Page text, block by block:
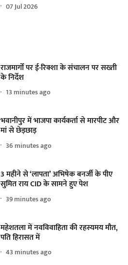
07 Jul 2026
राजमार्गों पर ई-रिक्शा के संचालन पर सख्ती
के निर्देश
13 minutes ago
भवानीपुर में भाजपा कार्यकर्ता से मारपीट और
मां से छेड़छाड़
36 minutes ago
3 महीने से ‘लापता’ अभिषेक बनर्जी के पीए
सुमित राय CID के सामने हुए पेश
39 minutes ago
महेशतला में नवविवाहिता की रहस्यमय मौत,
पति हिरासत में
43 minutes ago